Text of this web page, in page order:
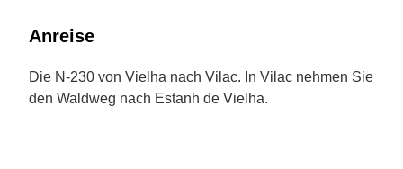
Anreise
Die N-230 von Vielha nach Vilac. In Vilac nehmen Sie
den Waldweg nach Estanh de Vielha.